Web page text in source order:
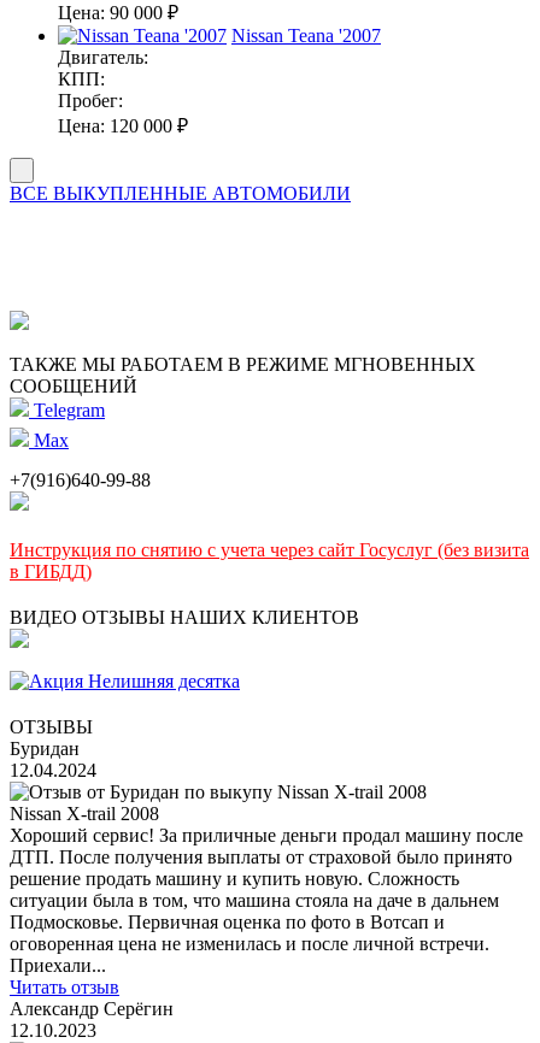
Цена: 90 000 ₽
Nissan Teana '2007
Двигатель:
КПП:
Пробег:
Цена: 120 000 ₽
ВСЕ ВЫКУПЛЕННЫЕ АВТОМОБИЛИ
ТАКЖЕ МЫ РАБОТАЕМ В РЕЖИМЕ МГНОВЕННЫХ
СООБЩЕНИЙ
Telegram
Max
+7(916)640-99-88
Инструкция по снятию с учета через сайт Госуслуг (без визита
в ГИБДД)
ВИДЕО ОТЗЫВЫ НАШИХ КЛИЕНТОВ
ОТЗЫВЫ
Буридан
12.04.2024
Nissan X-trail 2008
Хороший сервис! За приличные деньги продал машину после
ДТП. После получения выплаты от страховой было принято
решение продать машину и купить новую. Сложность
ситуации была в том, что машина стояла на даче в дальнем
Подмосковье. Первичная оценка по фото в Вотсап и
оговоренная цена не изменилась и после личной встречи.
Приехали...
Читать отзыв
Александр Серёгин
12.10.2023